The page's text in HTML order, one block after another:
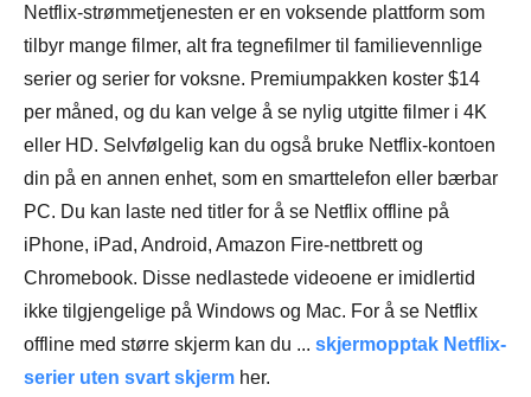
Netflix-strømmetjenesten er en voksende plattform som
tilbyr mange filmer, alt fra tegnefilmer til familievennlige
serier og serier for voksne. Premiumpakken koster $14
per måned, og du kan velge å se nylig utgitte filmer i 4K
eller HD. Selvfølgelig kan du også bruke Netflix-kontoen
din på en annen enhet, som en smarttelefon eller bærbar
PC. Du kan laste ned titler for å se Netflix offline på
iPhone, iPad, Android, Amazon Fire-nettbrett og
Chromebook. Disse nedlastede videoene er imidlertid
ikke tilgjengelige på Windows og Mac. For å se Netflix
offline med større skjerm kan du ... skjermopptak Netflix-
serier uten svart skjerm her.